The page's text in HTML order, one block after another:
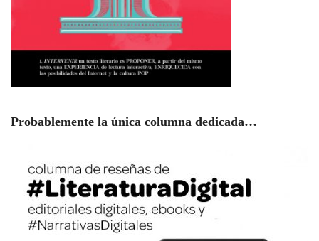
Probablemente la única columna dedicada…